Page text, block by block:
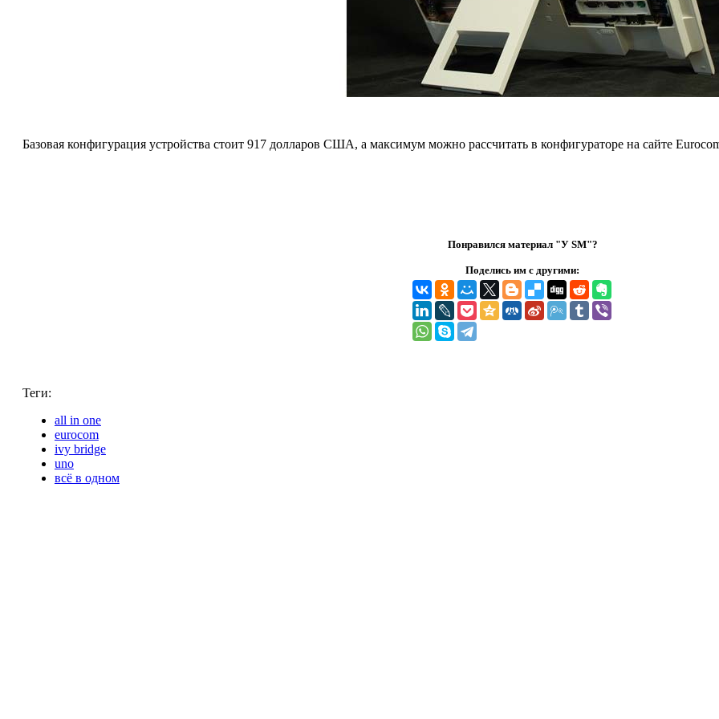
Базовая конфигурация устройства стоит 917 долларов США, а максимум можно рассчитать в конфигураторе на сайте
Понравился материал "У SM"?
Поделись им с другими:
Теги:
all in one
eurocom
ivy bridge
uno
всё в одном